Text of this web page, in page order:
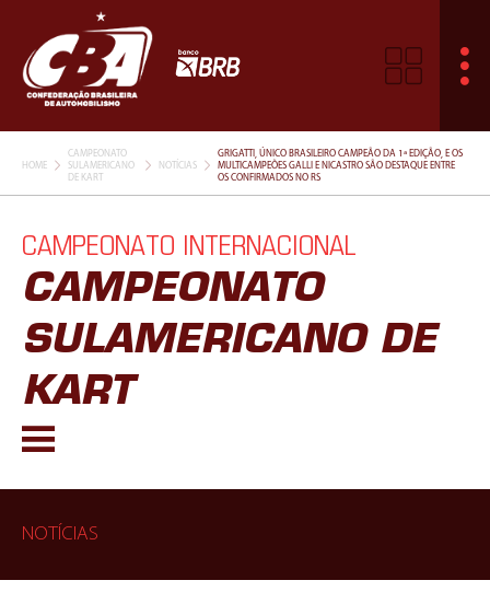
HOME
CAMPEONATO
SULAMERICANO
DE KART
NOTÍCIAS
GRIGATTI, ÚNICO BRASILEIRO CAMPEÃO DA 1ª EDIÇÃO, E OS
MULTICAMPEÕES GALLI E NICASTRO SÃO DESTAQUE ENTRE
OS CONFIRMADOS NO RS
CAMPEONATO INTERNACIONAL
CAMPEONATO
SULAMERICANO DE
KART
NOTÍCIAS